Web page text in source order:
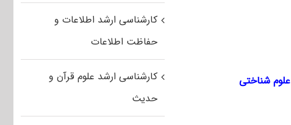
علوم شناختی
کارشناسی ارشد اطلاعات و
حفاظت اطلاعات
کارشناسی ارشد علوم قرآن و
حدیث